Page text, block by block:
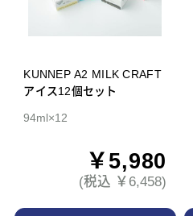
KUNNEP A2 MILK CRAFT
アイス12個セット
94ml×12
￥5,980
(税込 ￥6,458)